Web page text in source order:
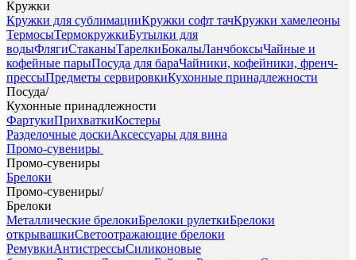
Кружки
Кружки для сублимацииКружки софт тачКружки хамелеоны
ТермосыТермокружкиБутылки для
водыФлягиСтаканыТарелкиБокалыЛанчбоксыЧайные и
кофейные парыПосуда для бараЧайники, кофейники, френч-
прессыПредметы сервировкиКухонные принадлежности
Посуда/
Кухонные принадлежности
ФартукиПрихваткиКостеры
Разделочные доскиАксессуары для вина
Промо-сувениры
Промо-сувениры
Брелоки
Промо-сувениры/
Брелоки
Металлические брелокиБрелоки рулеткиБрелоки
открывашкиСветоотражающие брелоки
РемувкиАнтистрессыСиликоновые